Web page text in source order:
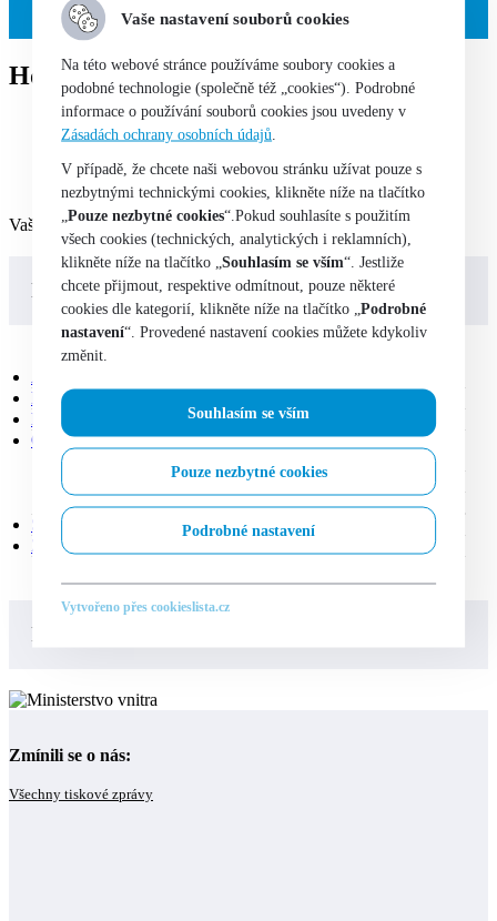
Sběratelství
Hodinky
Home
Obchod
Oblečení, obuv a doplňky
Hodinky
Vašemu výběru neodpovídají žádné produkty.
Kategorie
DŮM A ZAHRADA
ELEKTRO
OBLEČENÍ, OBUV A DOPLŇKY (59)
DĚTSKÉ OBLEČENÍ (11)
PÁNSKÉ OBLEČENÍ (18)
SPORT A TURISTIKA (1)
ZBOŽÍ PRO DĚTI
PRODEJ ZAJIŠŤUJE
Zmínili se o nás:
Všechny tiskové zprávy
Vaše nastavení souborů cookies
Na této webové stránce používáme soubory cookies a
podobné technologie (společně též „cookies“). Podrobné
informace o používání souborů cookies jsou uvedeny v
Zásadách ochrany osobních údajů
V případě, že chcete naši webovou stránku užívat pouze s
nezbytnými technickými cookies, klikněte níže na tlačítko
„Pouze nezbytné cookies“.Pokud souhlasíte s použitím
všech cookies (technických, analytických i reklamních),
klikněte níže na tlačítko „Souhlasím se vším“. Jestliže
chcete přijmout, respektive odmítnout, pouze některé
cookies dle kategorií, klikněte níže na tlačítko „Podrobné
nastavení“. Provedené nastavení cookies můžete kdykoliv
změnit.
Souhlasím se vším
Pouze nezbytné cookies
Podrobné nastavení
Vytvořeno přes cookieslista.cz